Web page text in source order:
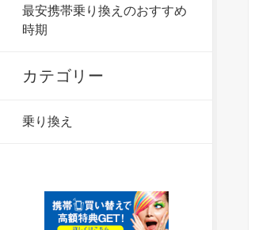
最安携帯乗り換えのおすすめ
時期
カテゴリー
乗り換え